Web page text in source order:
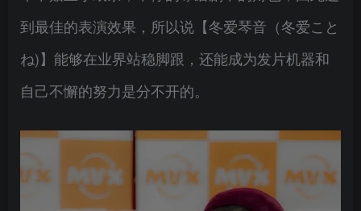
到最佳的表演效果，所以说【冬爱琴音（冬爱こと
ね)】能够在业界站稳脚跟，还能成为发片机器和
自己不懈的努力是分不开的。